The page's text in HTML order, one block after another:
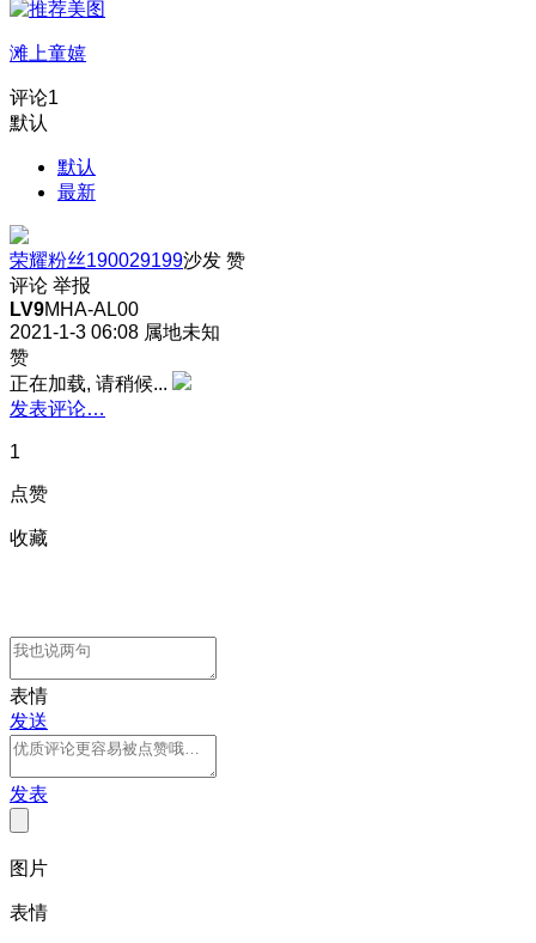
滩上童嬉
评论1
默认
默认
最新
荣耀粉丝190029199沙发 赞
评论 举报
LV9MHA-AL00
2021-1-3 06:08 属地未知
赞
正在加载, 请稍候...
发表评论…
1
点赞
收藏
表情
发送
发表
图片
表情